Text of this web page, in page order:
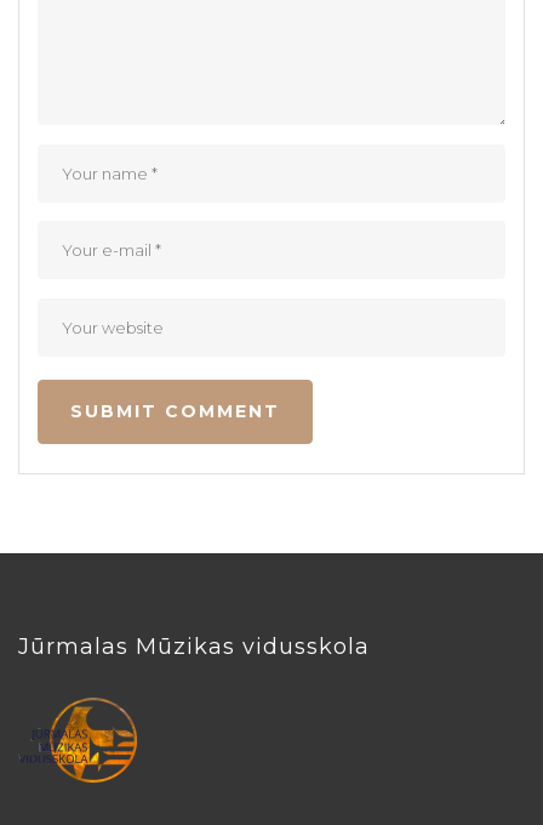
Jūrmalas Mūzikas vidusskola